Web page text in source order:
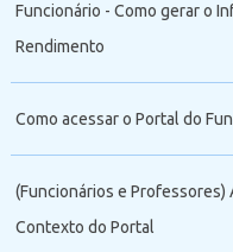
Funcionário - Como gerar o
Rendimento
Como acessar o Portal do
(Funcionários e Professores)
Contexto do Portal